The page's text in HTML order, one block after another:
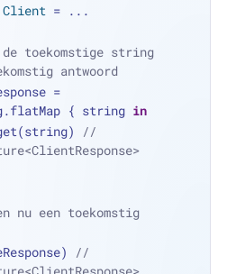
Client = ...
toekomstige string
antwoord
=
{ string in
//
nu een toekomstig
//